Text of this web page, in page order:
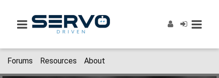
Forums Resources About